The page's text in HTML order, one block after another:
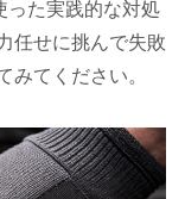
った実践的な対処
任せに挑んで失敗
みてください。